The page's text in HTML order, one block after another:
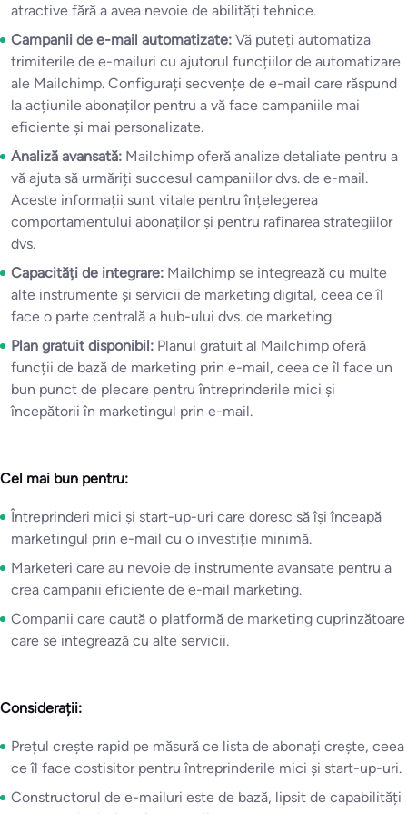
atractive fără a avea nevoie de abilități tehnice.
Campanii de e-mail automatizate: Vă puteți automatiza
trimiterile de e-mailuri cu ajutorul funcțiilor de automatizare
ale Mailchimp. Configurați secvențe de e-mail care răspund
la acțiunile abonaților pentru a vă face campaniile mai
eficiente și mai personalizate.
Analiză avansată: Mailchimp oferă analize detaliate pentru a
vă ajuta să urmăriți succesul campaniilor dvs. de e-mail.
Aceste informații sunt vitale pentru înțelegerea
comportamentului abonaților și pentru rafinarea strategiilor
dvs.
Capacități de integrare: Mailchimp se integrează cu multe
alte instrumente și servicii de marketing digital, ceea ce îl
face o parte centrală a hub-ului dvs. de marketing.
Plan gratuit disponibil: Planul gratuit al Mailchimp oferă
funcții de bază de marketing prin e-mail, ceea ce îl face un
bun punct de plecare pentru întreprinderile mici și
începătorii în marketingul prin e-mail.
Cel mai bun pentru:
Întreprinderi mici și start-up-uri care doresc să își înceapă
marketingul prin e-mail cu o investiție minimă.
Marketeri care au nevoie de instrumente avansate pentru a
crea campanii eficiente de e-mail marketing.
Companii care caută o platformă de marketing cuprinzătoare
care se integrează cu alte servicii.
Considerații:
Prețul crește rapid pe măsură ce lista de abonați crește, ceea
ce îl face costisitor pentru întreprinderile mici și start-up-uri.
Constructorul de e-mailuri este de bază, lipsit de capabilități